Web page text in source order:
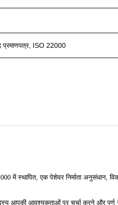
प्रमाणपत्र, ISO 22000
में स्थापित, एक पेशेवर निर्माता
आपकी आवश्यकताओं पर चर्चा करने और पूर्ण